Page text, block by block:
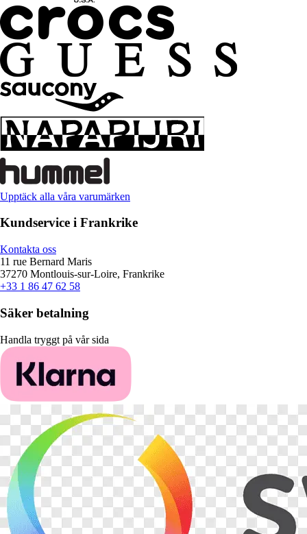
Upptäck alla våra varumärken
Kundservice i Frankrike
Kontakta oss
11 rue Bernard Maris
37270 Montlouis-sur-Loire, Frankrike
+33 1 86 47 62 58
Säker betalning
Handla tryggt på vår sida